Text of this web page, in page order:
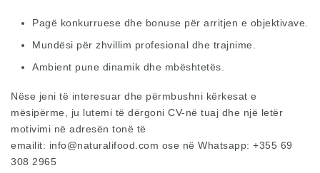
Pagë konkurruese dhe bonuse për arritjen e objektivave.
Mundësi për zhvillim profesional dhe trajnime.
Ambient pune dinamik dhe mbështetës.
Nëse jeni të interesuar dhe përmbushni kërkesat e
mësipërme, ju lutemi të dërgoni CV-në tuaj dhe një letër
motivimi në adresën tonë të
emailit: info@naturalifood.com ose në Whatsapp: +355 69
308 2965